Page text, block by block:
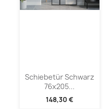
Schiebetür Schwarz
76x205...
148,30 €